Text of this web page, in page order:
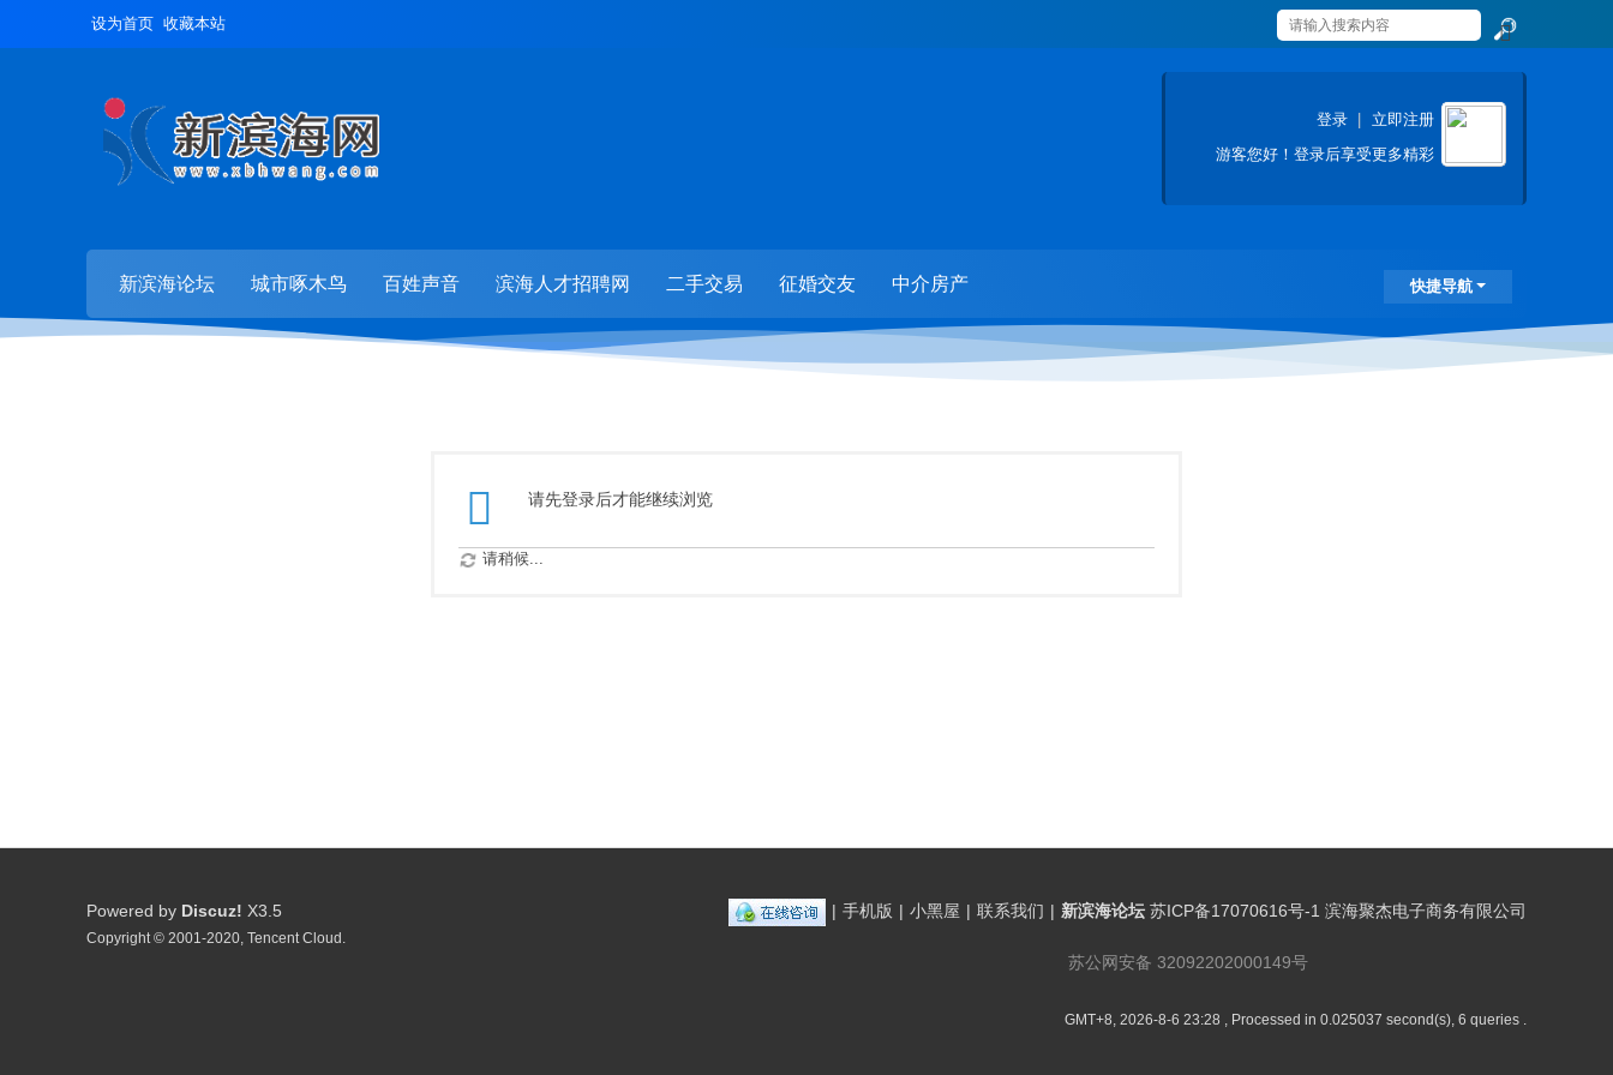
设为首页 收藏本站
索
登录
立即注册
游客您好！登录后享受更多精彩
快捷导航
新滨海论坛 城市啄木鸟 百姓声音 滨海人才招聘网 二手交易 征婚交友 中介房产
请先登录后才能继续浏览
请稍候...
| 手机版 | 小黑屋 | 联系我们 | 新滨海论坛 苏ICP备17070616号-1 滨海聚杰电子商务有限公司
苏公网安备 32092202000149号
GMT+8, 2026-8-6 23:28 , Processed in 0.025037 second(s), 6 queries .
Powered by Discuz! X3.5
Copyright © 2001-2020, Tencent Cloud.